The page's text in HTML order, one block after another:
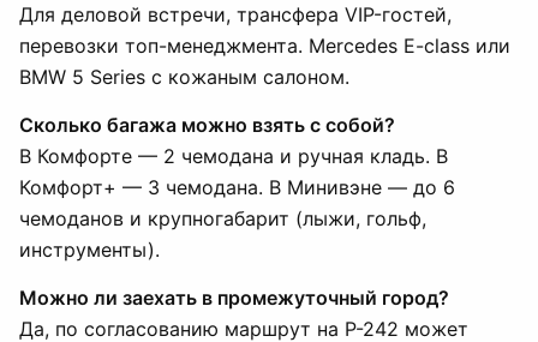
Для деловой встречи, трансфера VIP-гостей,
перевозки топ-менеджмента. Mercedes E-class или
BMW 5 Series с кожаным салоном.
Сколько багажа можно взять с собой?
В Комфорте — 2 чемодана и ручная кладь. В
Комфорт+ — 3 чемодана. В Минивэне — до 6
чемоданов и крупногабарит (лыжи, гольф,
инструменты).
Можно ли заехать в промежуточный город?
Да, по согласованию маршрут на Р-242 может